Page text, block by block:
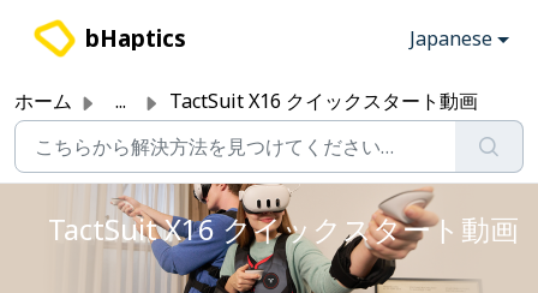
bHaptics Japanese
ホーム ... TactSuit X16 クイックスタート動画
TactSuit X16 クイックスタート動画